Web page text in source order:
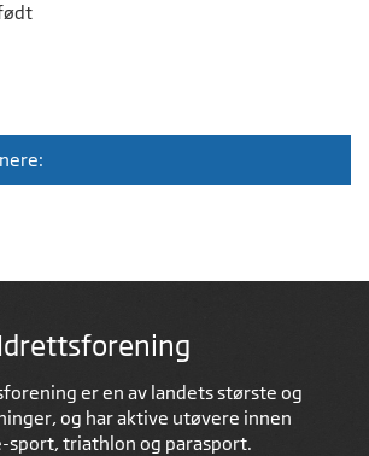
er en av landets største og
og har aktive utøvere innen
sport, triathlon og parasport.